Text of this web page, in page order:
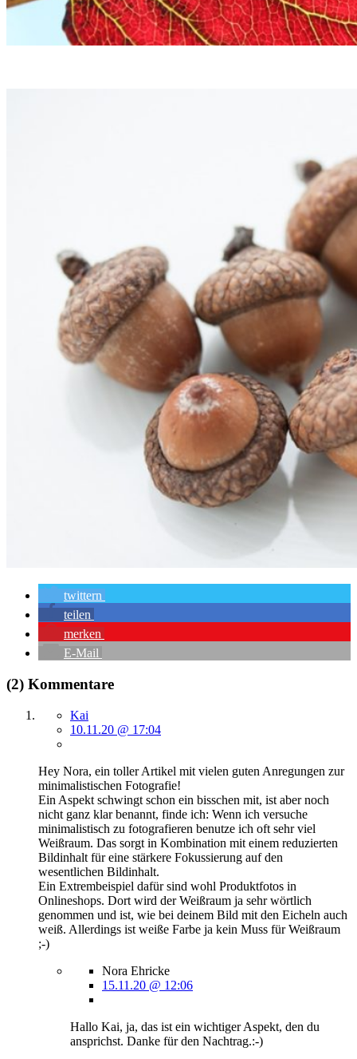
twittern
teilen
merken
E-Mail
(2) Kommentare
Kai
10.11.20 @ 17:04
Hey Nora, ein toller Artikel mit vielen guten Anregungen zur
minimalistischen Fotografie!
Ein Aspekt schwingt schon ein bisschen mit, ist aber noch
nicht ganz klar benannt, finde ich: Wenn ich versuche
minimalistisch zu fotografieren benutze ich oft sehr viel
Weißraum. Das sorgt in Kombination mit einem reduzierten
Bildinhalt für eine stärkere Fokussierung auf den
wesentlichen Bildinhalt.
Ein Extrembeispiel dafür sind wohl Produktfotos in
Onlineshops. Dort wird der Weißraum ja sehr wörtlich
genommen und ist, wie bei deinem Bild mit den Eicheln auch
weiß. Allerdings ist weiße Farbe ja kein Muss für Weißraum
;-)
Nora Ehricke
15.11.20 @ 12:06
Hallo Kai, ja, das ist ein wichtiger Aspekt, den du
ansprichst. Danke für den Nachtrag.:-)